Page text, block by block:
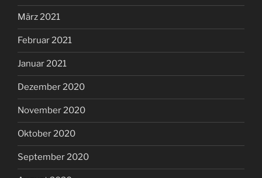
März 2021
Februar 2021
Januar 2021
Dezember 2020
November 2020
Oktober 2020
September 2020